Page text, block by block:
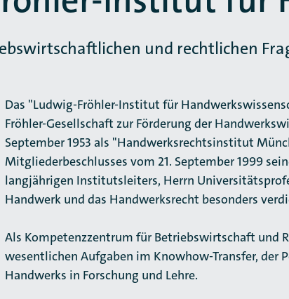
und rechtlichen
Das "Ludwig-Fröhler-Institut für
Fröhler-Gesellschaft zur Förderung der
September 1953 als "Handwerksrechtsinstitut
Mitgliederbeschlusses vom 21. September 1999
langjährigen Institutsleiters, Herrn
Handwerk und das Handwerksrecht besonders
Als Kompetenzzentrum für Betriebswirtschaft und
wesentlichen Aufgaben im Knowhow-Transfer, der
Handwerks in Forschung und Lehre.